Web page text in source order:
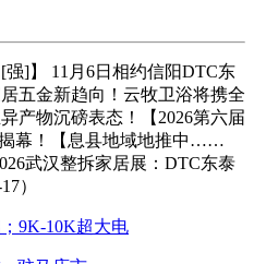
11月6日相约信阳DTC东
五金新趋向！云牧卫浴将携全
产物沉磅表态！【2026第六届
幕！【息县地域地推中……
武汉整拆家居展：DTC东泰
）
9K-10K超大电